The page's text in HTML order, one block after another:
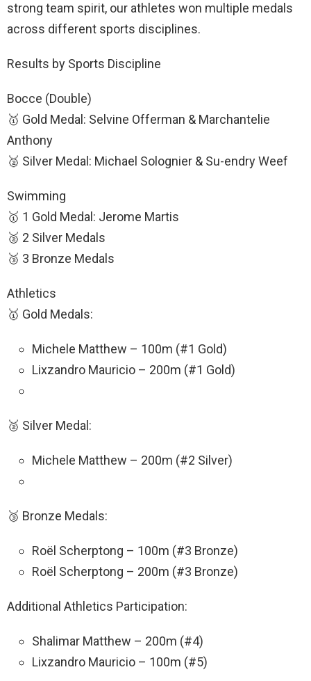
strong team spirit, our athletes won multiple medals
across different sports disciplines.
Results by Sports Discipline
Bocce (Double)
🥇 Gold Medal: Selvine Offerman & Marchantelie
Anthony
🥈 Silver Medal: Michael Solognier & Su-endry Weef
Swimming
🥇 1 Gold Medal: Jerome Martis
🥈 2 Silver Medals
🥉 3 Bronze Medals
Athletics
🥇 Gold Medals:
Michele Matthew – 100m (#1 Gold)
Lixzandro Mauricio – 200m (#1 Gold)
🥈 Silver Medal:
Michele Matthew – 200m (#2 Silver)
🥉 Bronze Medals:
Roël Scherptong – 100m (#3 Bronze)
Roël Scherptong – 200m (#3 Bronze)
Additional Athletics Participation:
Shalimar Matthew – 200m (#4)
Lixzandro Mauricio – 100m (#5)